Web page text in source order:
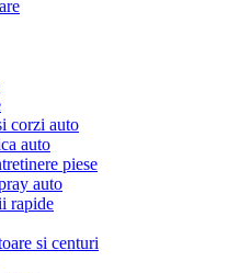
corzi auto
auto
piese
auto
rapide
si centuri